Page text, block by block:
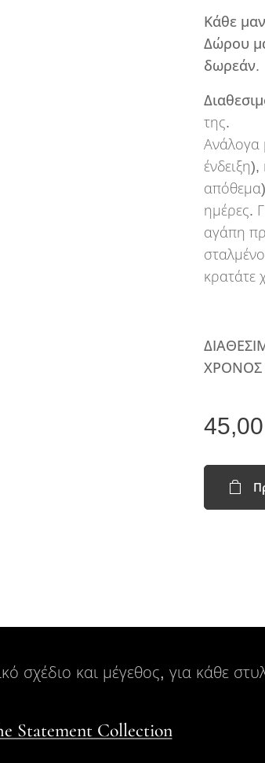
Κάθε
Δώρου
δωρεάν.
της.
Ανάλογα
ημέρες.
αγάπη
κρατάτε
ΧΡΟΝΟΣ
45,00
σχέδιο και μέγεθος, για κάθε
Statement Collection